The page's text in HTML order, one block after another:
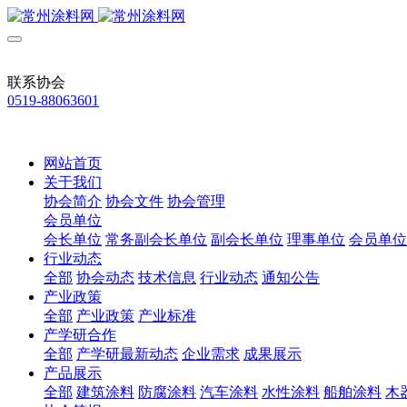
联系协会
0519-88063601
网站首页
关于我们
协会简介 协会文件 协会管理
会员单位
会长单位 常务副会长单位 副会长单位 理事单位 会员单位
行业动态
全部 协会动态 技术信息 行业动态 通知公告
产业政策
全部 产业政策 产业标准
产学研合作
全部 产学研最新动态 企业需求 成果展示
产品展示
全部 建筑涂料 防腐涂料 汽车涂料 水性涂料 船舶涂料 木